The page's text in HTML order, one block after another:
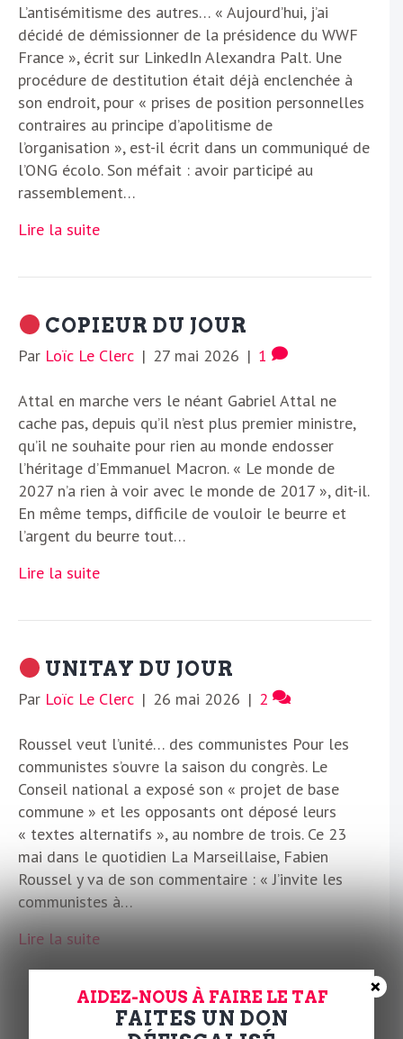
L’antisémitisme des autres… « Aujourd’hui, j’ai
décidé de démissionner de la présidence du WWF
France », écrit sur LinkedIn Alexandra Palt. Une
procédure de destitution était déjà enclenchée à
son endroit, pour « prises de position personnelles
contraires au principe d’apolitisme de
l’organisation », est-il écrit dans un communiqué de
l’ONG écolo. Son méfait : avoir participé au
rassemblement…
Lire la suite
COPIEUR DU JOUR
Par Loïc Le Clerc | 27 mai 2026 | 1
Attal en marche vers le néant Gabriel Attal ne
cache pas, depuis qu’il n’est plus premier ministre,
qu’il ne souhaite pour rien au monde endosser
l’héritage d’Emmanuel Macron. « Le monde de
2027 n’a rien à voir avec le monde de 2017 », dit-il.
En même temps, difficile de vouloir le beurre et
l’argent du beurre tout…
Lire la suite
UNITAY DU JOUR
Par Loïc Le Clerc | 26 mai 2026 | 2
Roussel veut l’unité… des communistes Pour les
communistes s’ouvre la saison du congrès. Le
Conseil national a exposé son « projet de base
commune » et les opposants ont déposé leurs
« textes alternatifs », au nombre de trois. Ce 23
mai dans le quotidien La Marseillaise, Fabien
Roussel y va de son commentaire : « J’invite les
communistes à…
Lire la suite
RÉPARATION DU JOUR
AIDEZ-NOUS À FAIRE LE TAF
FAITES UN DON
×